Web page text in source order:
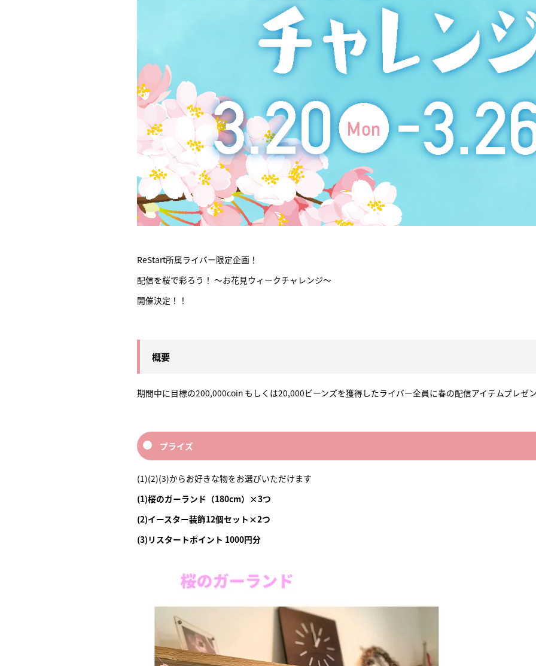
ReStart所属ライバー限定企画！
配信を桜で彩ろう！ ～お花見ウィークチャレンジ～
開催決定！！
概要
期間中に目標の200,000coin もしくは20,000ビーンズを獲得したライバー全員に春の配信アイテムプレゼ
プライズ
(1)(2)(3)からお好きな物をお選びいただけます
(1)桜のガーランド（180cm）×3つ
(2)イースター装飾12個セット×2つ
(3)リスタートポイント 1000円分